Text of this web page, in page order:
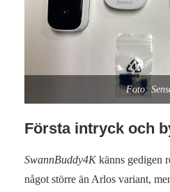
Foto:
Första intryck och
SwannBuddy4Kkänns gedigen
något större än Arlos variant,